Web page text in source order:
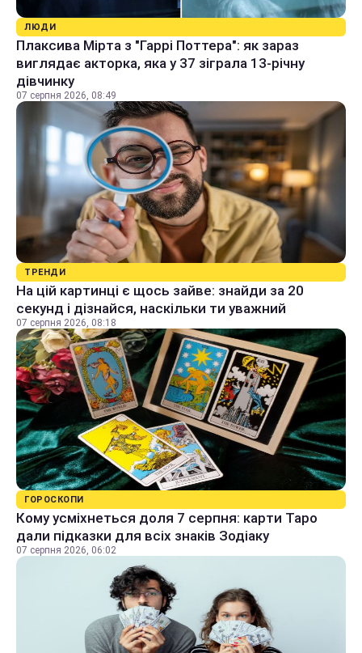
ЛЮДИ
Плаксива Мірта з "Гаррі Поттера": як зараз
виглядає акторка, яка у 37 зіграла 13-річну
дівчинку
07 серпня 2026, 08:49
ТРЕНДИ
На цій картинці є щось зайве: знайди за 20
секунд і дізнайся, наскільки ти уважний
07 серпня 2026, 08:18
ГОРОСКОПИ
Кому усміхнеться доля 7 серпня: карти Таро
дали підказки для всіх знаків Зодіаку
07 серпня 2026, 06:02